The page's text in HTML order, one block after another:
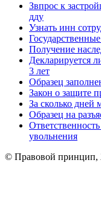
Звпрос к
дду
Узнать инн
Получение
Декларируется
3 лет
Образец
Закон о защите
За сколько дней
Образец на
увольнения
© Правовой принцип,